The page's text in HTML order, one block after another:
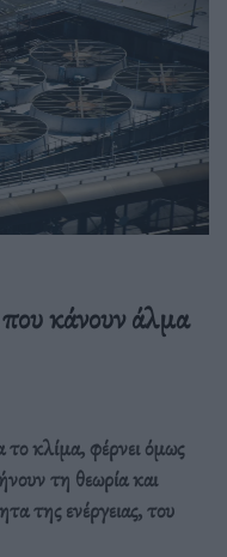
που κάνουν άλμα
το κλίμα, φέρνει όμως
τη θεωρία και
της ενέργειας, του